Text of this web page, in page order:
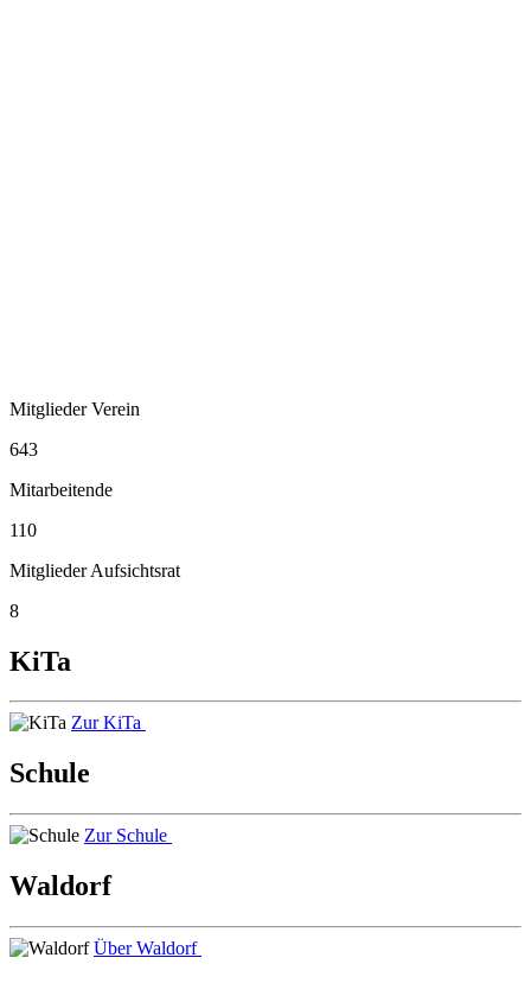
Mitglieder Verein
643
Mitarbeitende
110
Mitglieder Aufsichtsrat
8
KiTa
Zur KiTa
Schule
Zur Schule
Waldorf
Über Waldorf